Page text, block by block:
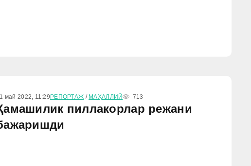
май 2022, 11:29 РЕПОРТАЖ / МАҲАЛЛИЙ 713
пиллакорлар режани